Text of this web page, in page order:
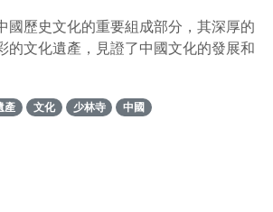
國歷史文化的重要組成部分，其深厚的
的文化遺產，見證了中國文化的發展和
產 文化 少林寺 中國